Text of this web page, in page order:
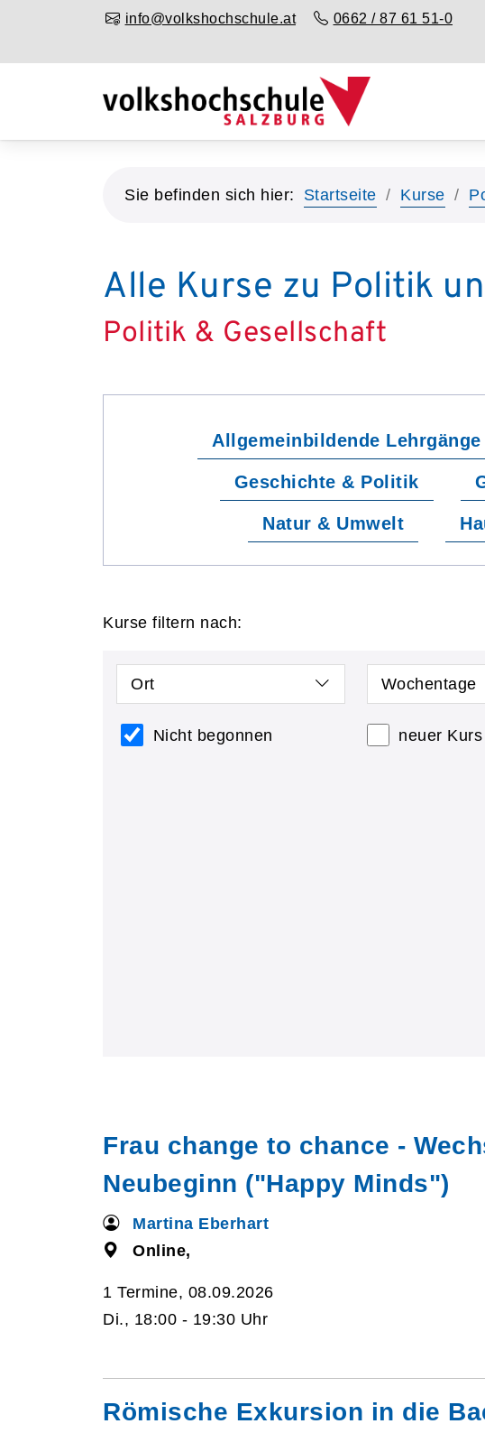
info@volkshochschule.at 0662 / 87 61 51-0
Sie befinden sich hier: Startseite Kurse
Alle Kurse zu Politik
Politik & Gesellschaft
Allgemeinbildende Lehrgänge
Geschichte & Politik
Natur & Umwelt
Kurse filtern nach:
Ort Wochentage
Nicht begonnen neuer Kurs
Frau change to chance -
Neubeginn ("Happy Minds")
Martina Eberhart
Online,
1 Termine, 08.09.2026
Di., 18:00 - 19:30 Uhr
Römische Exkursion in die